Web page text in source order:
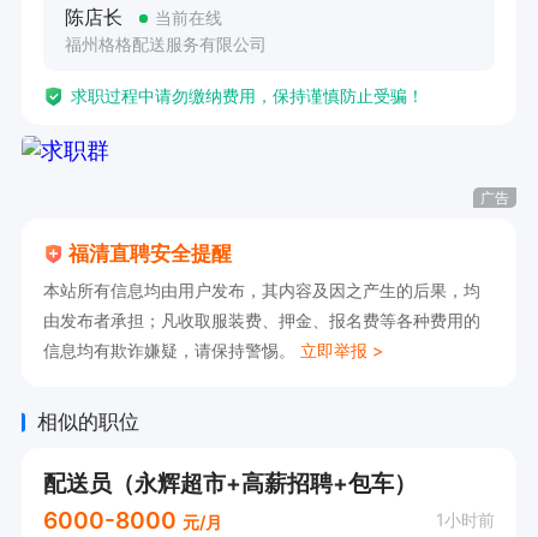
陈店长
当前在线
福州格格配送服务有限公司
求职过程中请勿缴纳费用，保持谨慎防止受骗！
广告
福清直聘安全提醒
本站所有信息均由用户发布，其内容及因之产生的后果，均
由发布者承担；凡收取服装费、押金、报名费等各种费用的
信息均有欺诈嫌疑，请保持警惕。 立即举报 >
相似的职位
配送员（永辉超市+高薪招聘+包车）
6000-8000 元/月 1小时前